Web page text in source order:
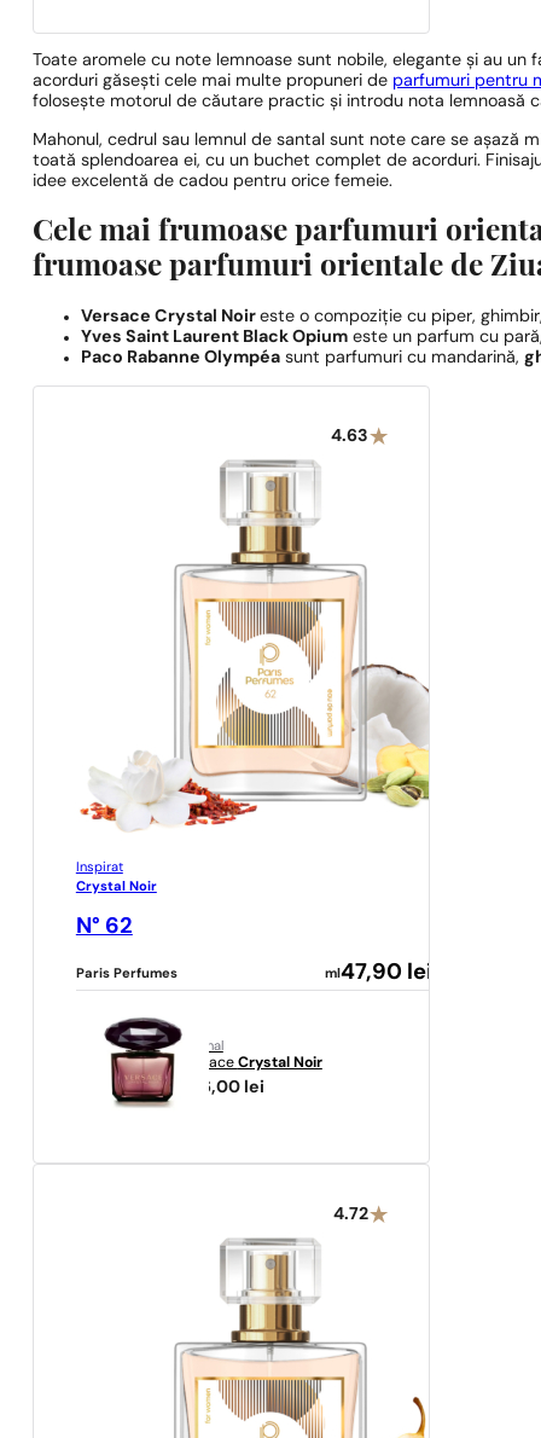
Toate aromele cu note lemnoase sunt nobile, elegante și au
acorduri găsești cele mai multe propuneri de parfumuri pentru
folosește motorul de căutare practic și introdu nota lemnoasă
Mahonul, cedrul sau lemnul de santal sunt note care se așază
toată splendoarea ei, cu un buchet complet de acorduri.
idee excelentă de cadou pentru orice femeie.
Cele mai frumoase parfumuri
frumoase parfumuri orientale de
Versace Crystal Noireste o compoziție cu piper,
Yves Saint Laurent Black Opium este un parfum cu
Paco Rabanne Olympéa sunt parfumuri cu mandarină,
4.63
Inspirat
Crystal Noir
N° 62
Paris Perfumes ml 47,90 lei
original
Versace Crystal Noir
386,00 lei
4.72